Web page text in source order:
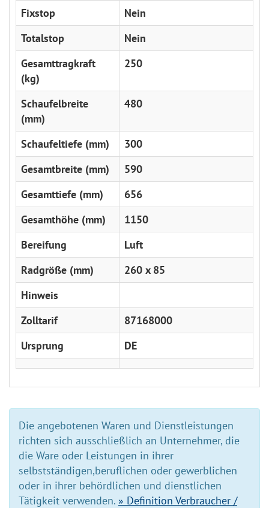
Fixstop
Nein
Totalstop
Nein
Gesamttragkraft
(kg)
250
Schaufelbreite
(mm)
480
Schaufeltiefe (mm)
300
Gesamtbreite (mm)
590
Gesamttiefe (mm)
656
Gesamthöhe (mm)
1150
Bereifung
Luft
Radgröße (mm)
260 x 85
Hinweis
Zolltarif
87168000
Ursprung
DE
Die angebotenen Waren und Dienstleistungen
richten sich ausschließlich an Unternehmer, die
die Ware oder Leistungen in ihrer
selbstständigen,beruflichen oder gewerblichen
oder in ihrer behördlichen und dienstlichen
Tätigkeit verwenden. » Definition Verbraucher /